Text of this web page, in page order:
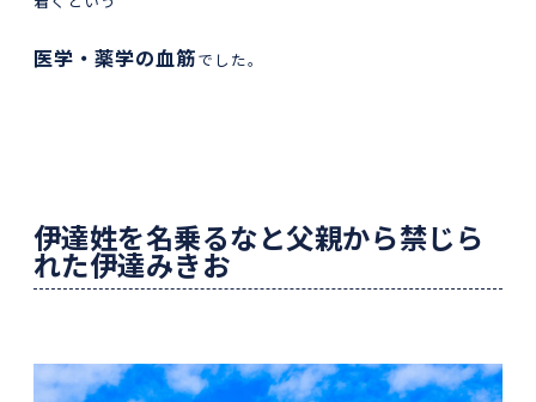
医学・薬学の血筋でした。
伊達姓を名乗るなと父親から禁じら
れた伊達みきお